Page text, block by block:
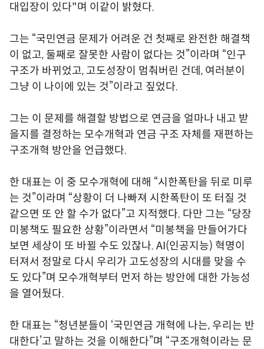
대입장이 있다"며 이같이 밝혔다.
그는 “국민연금 문제가 어려운 건 첫째로 완전한 해결책
이 없고, 둘째로 잘못한 사람이 없다는 것”이라며 “인구
구조가 바뀌었고, 고도성장이 멈춰버린 건데, 여러분이
그냥 이 나이에 있는 것”이라고 짚었다.
그는 이 문제를 해결할 방법으로 연금을 얼마나 내고 받
을지를 결정하는 모수개혁과 연금 구조 자체를 재편하는
구조개혁 방안을 언급했다.
한 대표는 이 중 모수개혁에 대해 “시한폭탄을 뒤로 미루
는 것”이라며 “상황이 더 나빠져 시한폭탄이 또 터질 것
같으면 또 안 할 수가 없다”고 지적했다. 다만 그는 “당장
미봉책도 필요한 상황”이라면서 “미봉책을 만들어가다
보면 세상이 또 바뀔 수도 있잖나. AI(인공지능) 혁명이
터져서 정말로 다시 우리가 고도성장의 시대를 맞을 수
도 있다”며 모수개혁부터 먼저 하는 방안에 대한 가능성
을 열어뒀다.
한 대표는 “청년분들이 ‘국민연금 개혁에 나는, 우리는 반
대한다’고 말하는 것을 이해한다”며 “구조개혁이라는 문